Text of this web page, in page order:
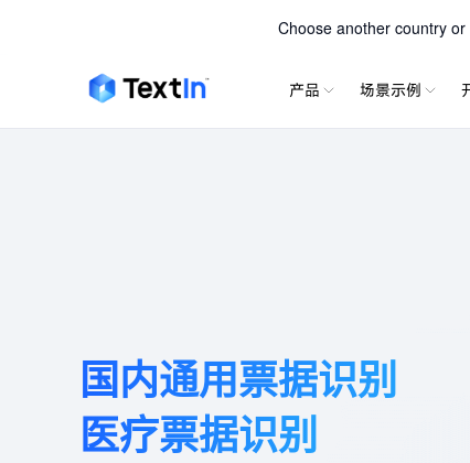
Choose another country
产品 场景示例
国内通用票据识别
医疗票据识别